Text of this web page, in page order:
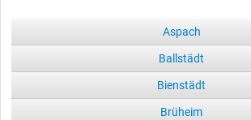
Aspach
Ballstädt
Bienstädt
Brüheim